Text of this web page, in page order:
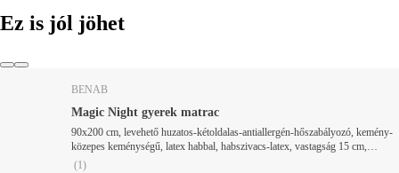
Ez is jól jöhet
BENAB
Magic Night gyerek matrac
90x200 cm, levehető huzatos-kétoldalas-antiallergén-hőszabályozó, kemény-
közepes keménységű, latex habbal, habszivacs-latex, vastagság 15 cm,
terhelhetőség 90 kg
(1)